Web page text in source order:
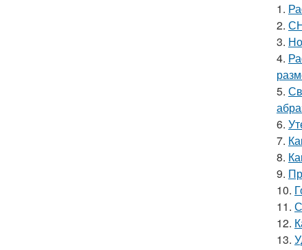
1.
2.
3.
4.
5.
6.
7.
8.
9.
10.
11.
12.
13.